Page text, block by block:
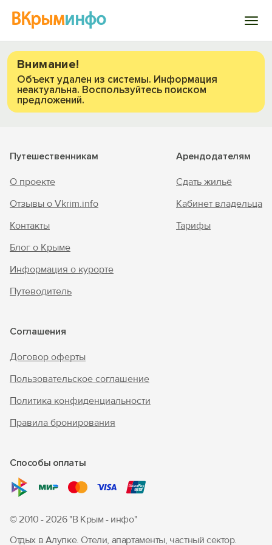
ВКрыминфо
Избранное
Добавить свой объект
Внимание!
Объект удален из системы. Информация
неактуальна. Воспользуйтесь поиском
предложений.
Путешественникам
О проекте
Отзывы о Vkrim.info
Контакты
Блог о Крыме
Информация о курорте
Путеводитель
Арендодателям
Сдать жильё
Кабинет владельца
Тарифы
Соглашения
Договор оферты
Пользовательское соглашение
Политика конфиденциальности
Правила бронирования
Способы оплаты
© 2010 - 2026 "В Крым - инфо"
Отдых в Алупке. Отели, апартаменты, частный сектор.
Зарегистрироваться